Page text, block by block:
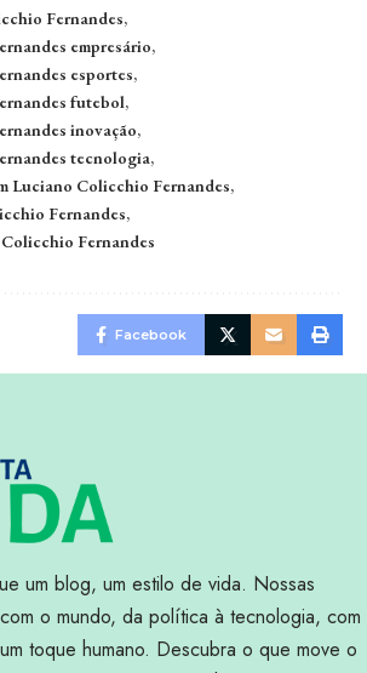
Fernandes
empresário
esportes
futebol
inovação
tecnologia
Luciano Colicchio Fernandes
Fernandes
Fernandes
Facebook
um blog, um estilo de vida. Nossas
o mundo, da política à tecnologia, com
toque humano. Descubra o que move o